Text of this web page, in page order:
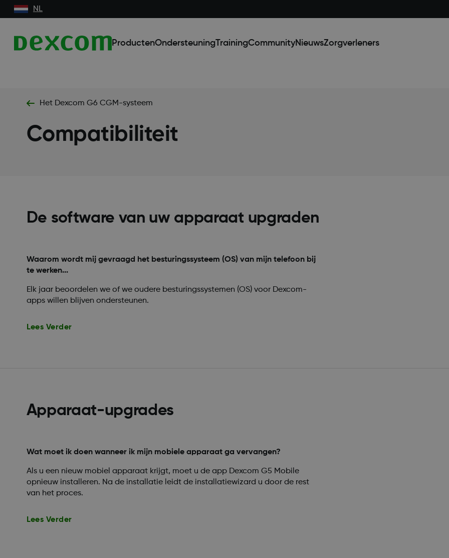
NL
ProductenOndersteuningTrainingCommunityNieuwsZorgverleners
Het Dexcom G6 CGM-systeem
Compatibiliteit
De software van uw apparaat upgraden
Waarom wordt mij gevraagd het besturingssysteem (OS) van mijn telefoon bij
te werken...
Elk jaar beoordelen we of we oudere besturingssystemen (OS) voor Dexcom-
apps willen blijven ondersteunen.
Lees Verder
Apparaat-upgrades
Wat moet ik doen wanneer ik mijn mobiele apparaat ga vervangen?
Als u een nieuw mobiel apparaat krijgt, moet u de app Dexcom G5 Mobile
opnieuw installeren. Na de installatie leidt de installatiewizard u door de rest
van het proces.
Lees Verder